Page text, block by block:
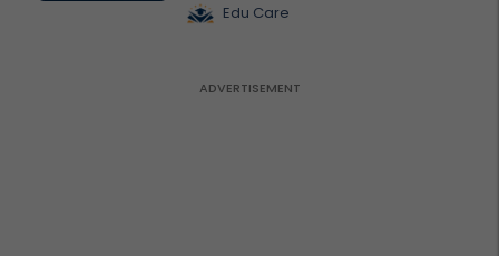
Edu Care